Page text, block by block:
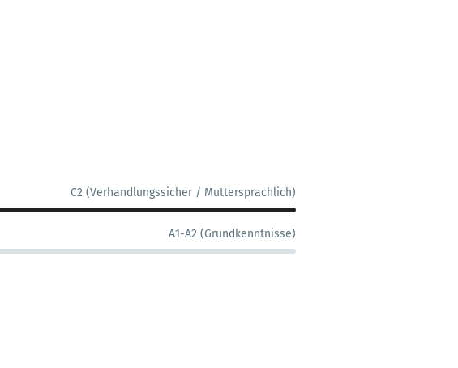
C2 (Verhandlungssicher / Muttersprachlich)
A1-A2 (Grundkenntnisse)